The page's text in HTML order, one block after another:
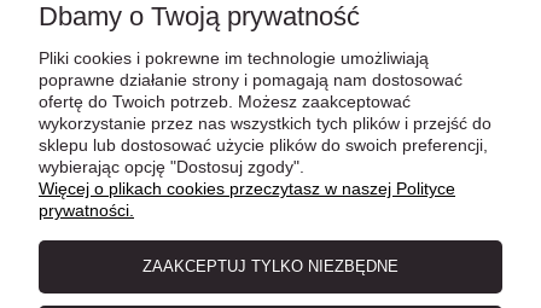
MjAMjAM Mięsna przyjemność czysty indyk puszka 200g
Dbamy o Twoją prywatność
Pliki cookies i pokrewne im technologie umożliwiają
poprawne działanie strony i pomagają nam dostosować
ofertę do Twoich potrzeb. Możesz zaakceptować
wykorzystanie przez nas wszystkich tych plików i przejść do
sklepu lub dostosować użycie plików do swoich preferencji,
wybierając opcję "Dostosuj zgody".
Więcej o plikach cookies przeczytasz w naszej Polityce
prywatności.
ZAAKCEPTUJ TYLKO NIEZBĘDNE